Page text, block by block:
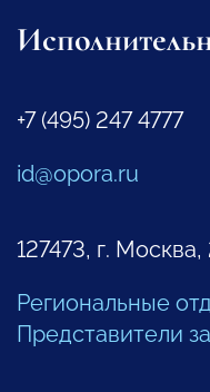
+7 (495) 247 4777
id@opora.ru
127473, г.
Региональные
Представители